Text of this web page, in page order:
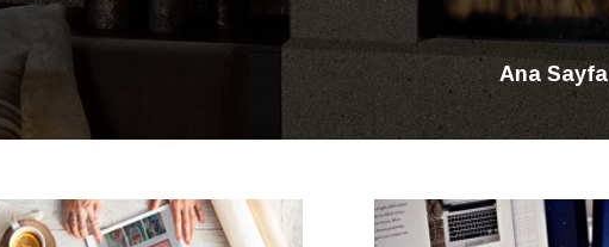
Ana Sayfa